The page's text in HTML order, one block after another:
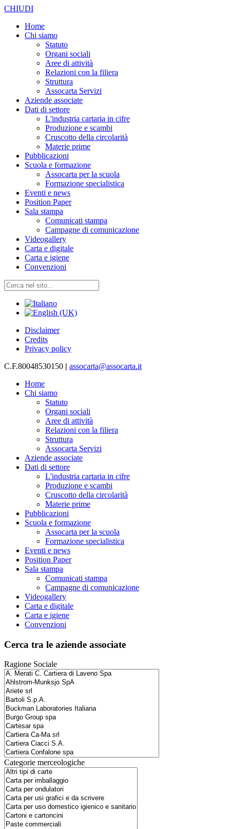
CHIUDI
Home
Chi siamo
Statuto
Organi sociali
Aree di attività
Relazioni con la filiera
Struttura
Assocarta Servizi
Aziende associate
Dati di settore
L'industria cartaria in cifre
Produzione e scambi
Cruscotto della circolarità
Materie prime
Pubblicazioni
Scuola e formazione
Assocarta per la scuola
Formazione specialistica
Eventi e news
Position Paper
Sala stampa
Comunicati stampa
Campagne di comunicazione
Videogallery
Carta e digitale
Carta e igiene
Convenzioni
Disclaimer
Credits
Privacy policy
C.F.80048530150 | assocarta@assocarta.it
Home
Chi siamo
Statuto
Organi sociali
Aree di attività
Relazioni con la filiera
Struttura
Assocarta Servizi
Aziende associate
Dati di settore
L'industria cartaria in cifre
Produzione e scambi
Cruscotto della circolarità
Materie prime
Pubblicazioni
Scuola e formazione
Assocarta per la scuola
Formazione specialistica
Eventi e news
Position Paper
Sala stampa
Comunicati stampa
Campagne di comunicazione
Videogallery
Carta e digitale
Carta e igiene
Convenzioni
Cerca tra le aziende associate
Ragione Sociale
Categorie merceologiche